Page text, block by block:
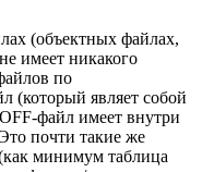
(объектных файлах,
имеет никакого
по
(который являет собой
файл имеет внутри
почти такие же
минимум таблица